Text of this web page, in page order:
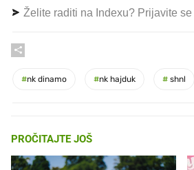
Želite raditi na Indexu? Prijavite se
#nk dinamo #nk hajduk # shnl
PROČITAJTE JOŠ